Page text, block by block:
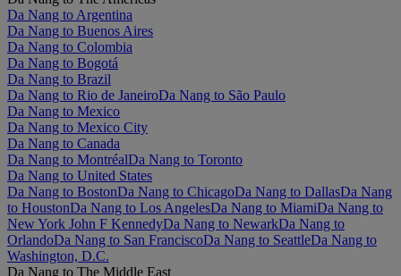
Da Nang to Argentina
Da Nang to Buenos Aires
Da Nang to Colombia
Da Nang to Bogotá
Da Nang to Brazil
Da Nang to Rio de JaneiroDa Nang to São Paulo
Da Nang to Mexico
Da Nang to Mexico City
Da Nang to Canada
Da Nang to MontréalDa Nang to Toronto
Da Nang to United States
Da Nang to BostonDa Nang to ChicagoDa Nang to DallasDa Nang
to HoustonDa Nang to Los AngelesDa Nang to MiamiDa Nang to
New York John F KennedyDa Nang to NewarkDa Nang to
OrlandoDa Nang to San FranciscoDa Nang to SeattleDa Nang to
Washington, D.C.
Da Nang to The Middle East